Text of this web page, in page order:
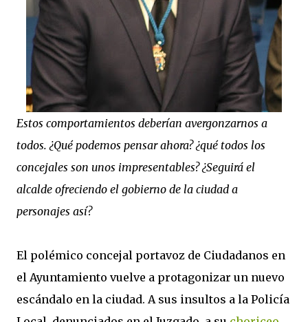
Estos comportamientos deberían avergonzarnos a
todos. ¿Qué podemos pensar ahora? ¿qué todos los
concejales son unos impresentables? ¿Seguirá el
alcalde ofreciendo el gobierno de la ciudad a
personajes así?
El polémico concejal portavoz de Ciudadanos en
el Ayuntamiento vuelve a protagonizar un nuevo
escándalo en la ciudad. A sus insultos a la Policía